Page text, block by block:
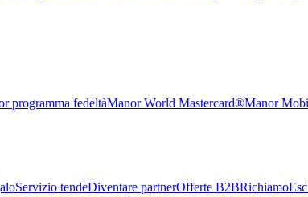
programma fedeltàManor World Mastercard®Manor
Servizio tendeDiventare partnerOfferte B2BRichiamo